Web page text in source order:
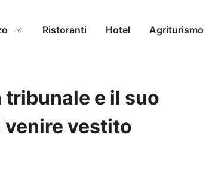
Ristoranti Hotel Agriturismo
e il suo
venire vestito